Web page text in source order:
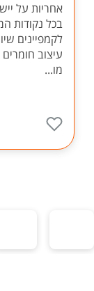
אחריות על
בכל נקודות
לקמפיינים
עיצוב
מו...